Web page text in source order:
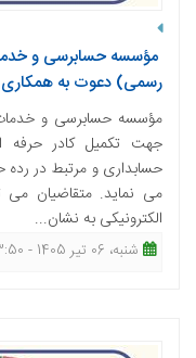
مؤسسه حسابرسی و
رسمی) دعوت به
مؤسسه حسابرسی و
جهت تکمیل کادر حرفه
حسابداری و مرتبط در
می نماید. متقاضیان می
الکترونیکی به نشان...
شنبه، 06 تیر 1405 - 13:50